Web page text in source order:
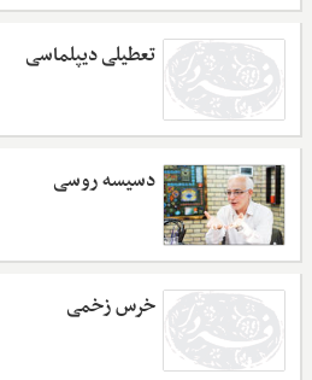
تعطیلی دیپلماسی
دسیسه روسی
خرس زخمی